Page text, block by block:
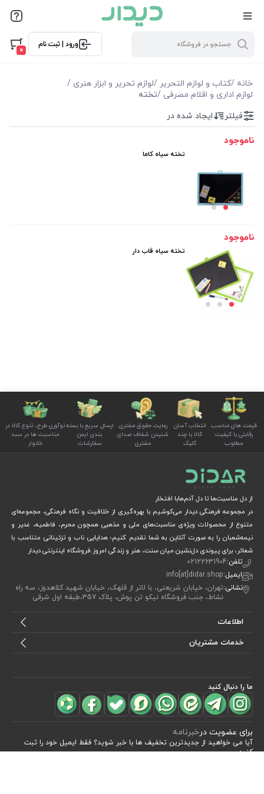
ورود | ثبت نام
0
خانه /کتاب و لوازم التحریر /لوازم تحریر و ابزار هنری /
لوازم اداری و اقلام مصرفی /تخته
فیلتر بر اساس قیمت
فیلترها
موجودی
نمایش همه محصولات
فیلتر ایجاد شده در
ناموجود
تخته سیاه کاما
ناموجود
تخته سیاه قاب دار
قیمت های مناسب
رقابتی با کیفیت
مطلوب
انتخاب آسان
کالا با چند
کلیک
رعایت حقوق مشتری
شنیدن شفاف صدای
مشتری
ارسال سریع با بسته
بندی ایمن
سفارشات
نوآوری طرح، تنوع کالا در
مناسبت ها در سبد
خانوار
از دل مناسبت‌ها تا دل آدم‌هابا افتخار
در مجموعه فرهنگی دیدار می‌کوشیم با بهره‌گیری از خلاقیت و نگاه فرهنگی، مجموعه‌ای
متنوع از محصولات ویژه‌ی مناسبت‌های ملی و مذهبی همچون محرم، فاطمیه، غدیر و
نیمه‌شعبان را به صورت آنلاین به شما تقدیم کنیم؛ هدایایی ناب و تزئیناتی متناسب با
شعائر، برای پیوندی دل‌نشین میان سنت، هنر و زندگی امروز.فروشگاه اینترنتی دیدار
تلفن:02122631904
ایمیل:info[at]didar.shop
نشانی:تهران، خیابان شریعتی، با لاتر از قلهک، خیابان شهید کلاهدوز، سه راه
نشاط، جنب فروشگاه نیکو تن پوش، پلاک 357،طبقه اول شرقی
اطلاعات
خدمات مشتریان
ما را دنبال کنید
برای عضویت درخبرنامه
آیا می خواهید از جدید‌ترین تخفیف‌ ها با‌ خبر شوید؟ فقط ایمیل خود را ثبت
کنید